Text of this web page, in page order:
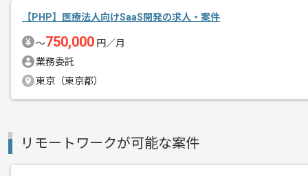
作業開始日
エージェントからのコ
メント
スキルアップも期待できます。
【PHP】医療法人向けSaaS開発の求人・案件
〜750,000 円／月
業務委託
東京（東京都）
リモートワークが可能な案件